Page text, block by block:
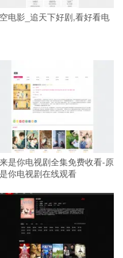
电影_追天下好剧,看好看电
是你电视剧全集免费收看-原
你电视剧在线观看